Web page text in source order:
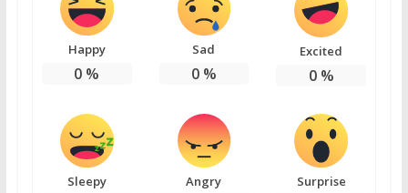
Happy
0 %
Sad
0%
Excited
0%
Sleepy Angry Surprise